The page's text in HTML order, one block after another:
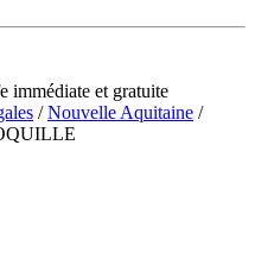
immédiate et gratuite
/Nouvelle Aquitaine /